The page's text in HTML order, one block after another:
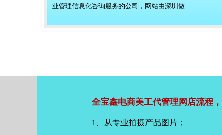
业管理信息化咨询服务的公司，网站由深圳做...
全宝鑫电商美工代管理网店流程
1、从专业拍摄产品图片；